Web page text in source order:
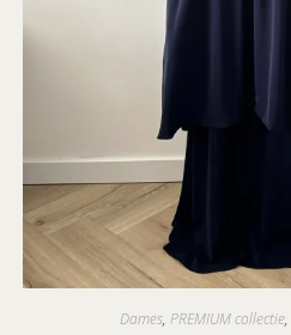
Dames, PREMIUM collectie,